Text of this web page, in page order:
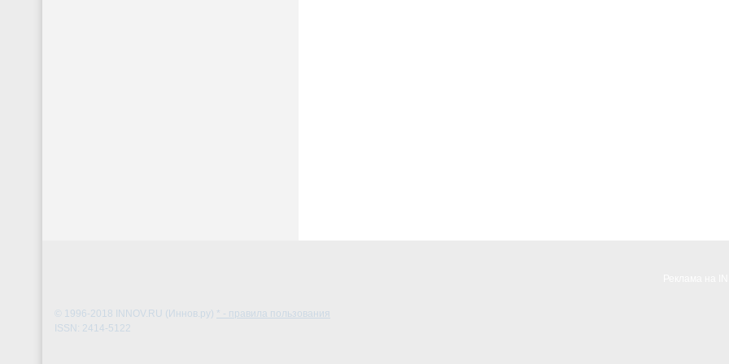
© 1996-2018 INNOV.RU (Иннов.ру) * - правила пользования
ISSN: 2414-5122